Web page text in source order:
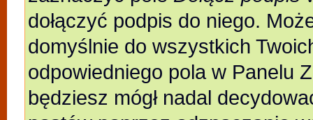
dołączyć podpis do niego.
domyślnie do wszystkich
odpowiedniego pola w Panelu
będziesz mógł nadal